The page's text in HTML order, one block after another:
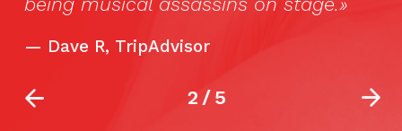
— Dave R, TripAdvisor
2/5